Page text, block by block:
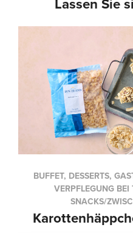
BUFFET, DESSERTS,
VERPFLEGUNG
SNACKS/